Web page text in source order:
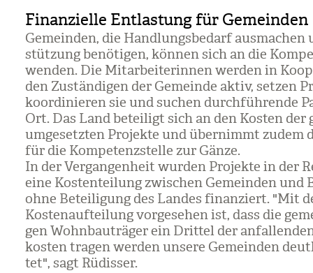
Finanzielle Entlastung für Gemeinden
Gemein­den, die Hand­lungs­be­darf
stüt­zung benö­ti­gen, kön­nen sich an die
wen­den. Die Mit­ar­bei­te­rin­nen wer­den in
den Zustän­di­gen der Gemeinde aktiv, set­zen
koor­di­nie­ren sie und suchen durch­füh­rende
Ort. Das Land betei­ligt sich an den Kos­ten der
umge­setz­ten Pro­jekte und über­nimmt zudem
für die Kom­pe­tenz­stelle zur Gänze.
In der Ver­gan­gen­heit wur­den Pro­jekte in der
eine Kos­ten­tei­lung zwi­schen Gemein­den und
ohne Betei­li­gung des Lan­des finan­ziert. "Mit
Kos­ten­auf­tei­lung vor­ge­se­hen ist, dass die
gen Wohn­bau­trä­ger ein Drit­tel der
kos­ten tra­gen wer­den unsere Gemein­den
tet", sagt Rüdis­ser.